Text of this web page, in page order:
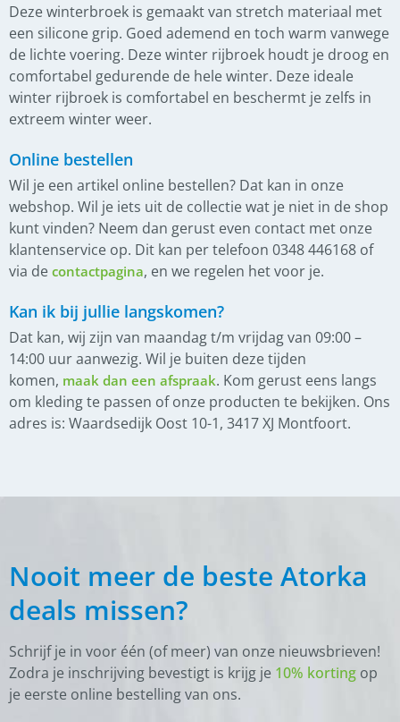
Deze winterbroek is gemaakt van stretch materiaal met
een silicone grip. Goed ademend en toch warm vanwege
de lichte voering. Deze winter rijbroek houdt je droog en
comfortabel gedurende de hele winter. Deze ideale
winter rijbroek is comfortabel en beschermt je zelfs in
extreem winter weer.
Online bestellen
Wil je een artikel online bestellen? Dat kan in onze
webshop. Wil je iets uit de collectie wat je niet in de shop
kunt vinden? Neem dan gerust even contact met onze
klantenservice op. Dit kan per telefoon 0348 446168 of
via de contactpagina, en we regelen het voor je.
Kan ik bij jullie langskomen?
Dat kan, wij zijn van maandag t/m vrijdag van 09:00 –
14:00 uur aanwezig. Wil je buiten deze tijden
komen, maak dan een afspraak. Kom gerust eens langs
om kleding te passen of onze producten te bekijken. Ons
adres is: Waardsedijk Oost 10-1, 3417 XJ Montfoort.
Nooit meer de beste Atorka
deals missen?
Schrijf je in voor één (of meer) van onze nieuwsbrieven!
Zodra je inschrijving bevestigt is krijg je 10% korting op
je eerste online bestelling van ons.